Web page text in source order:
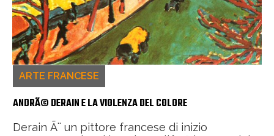
ARTE FRANCESE
ANDRÃ© DERAIN E LA VIOLENZA DEL COLORE
Derain Ã¨ un pittore francese di inizio